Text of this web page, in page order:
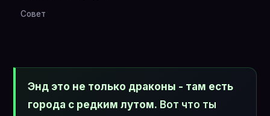
Совет
Энд это не только драконы - там есть
города с редким лутом. Вот что ты